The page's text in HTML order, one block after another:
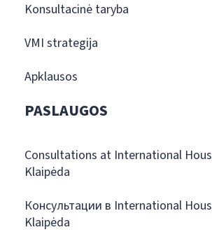
Konsultacinė taryba
VMI strategija
Apklausos
PASLAUGOS
Consultations at International
Klaipėda
Консультации в International
Klaipėda